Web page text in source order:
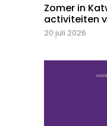
Zomer in
activiteiten
20 juli 2026